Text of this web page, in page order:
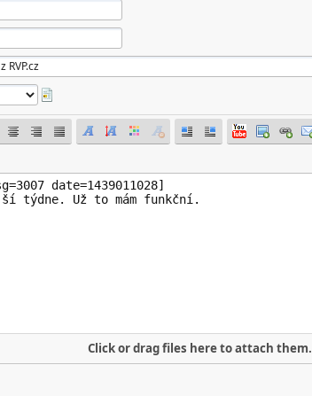
Click or drag files here to attach them.